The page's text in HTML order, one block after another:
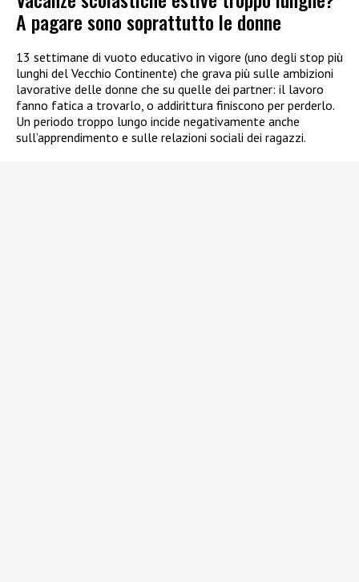
A pagare sono soprattutto le donne
13 settimane di vuoto educativo in vigore (uno degli stop più
lunghi del Vecchio Continente) che grava più sulle ambizioni
lavorative delle donne che su quelle dei partner: il lavoro
fanno fatica a trovarlo, o addirittura finiscono per perderlo.
Un periodo troppo lungo incide negativamente anche
sull’apprendimento e sulle relazioni sociali dei ragazzi.